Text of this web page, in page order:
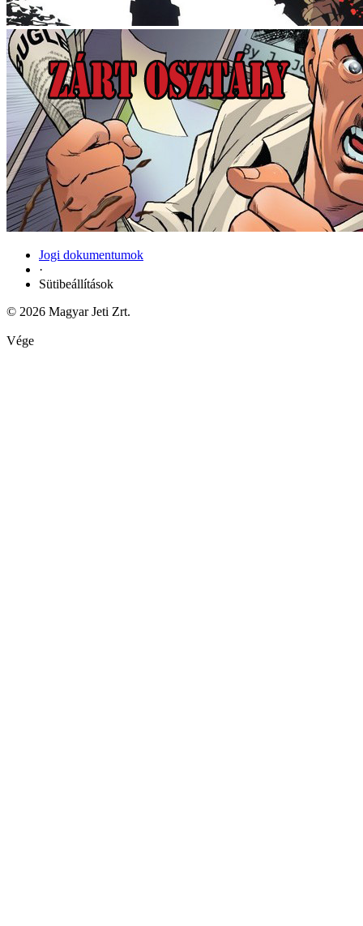
Jogi dokumentumok
·
Sütibeállítások
© 2026 Magyar Jeti Zrt.
Vége